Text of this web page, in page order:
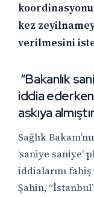
kez
verilmesini
“Bakanlık
iddia
askıya
Sağlık
‘saniye saniye’
iddialarını
Şahin,